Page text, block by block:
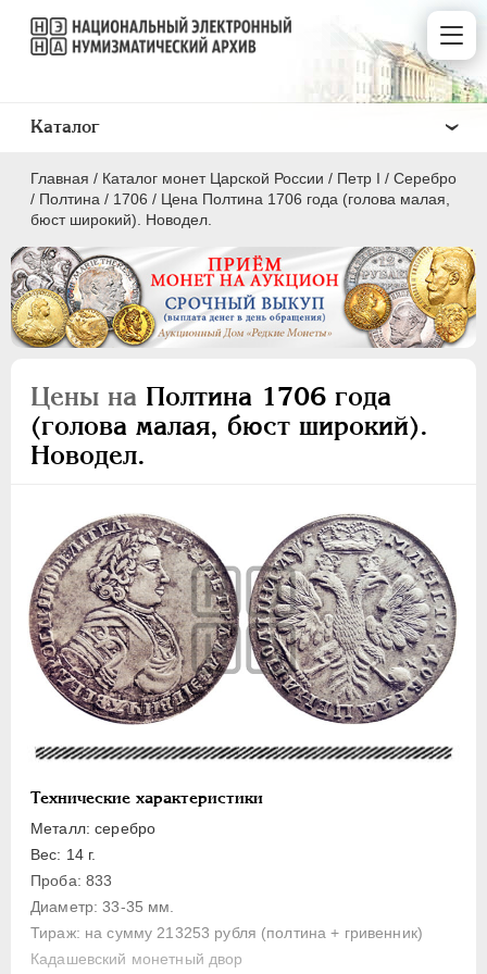
Главная / Каталог монет Царской России / Пeтр I / Серебро
/ Полтина / 1706 / Цена Полтина 1706 года (голова малая,
бюст широкий). Новодел.
Цены на Полтина 1706 года
(голова малая, бюст широкий).
Новодел.
Технические характеристики
Металл: серебро
Вес: 14 г.
Проба: 833
Диаметр: 33-35 мм.
Тираж: на сумму 213253 рубля (полтина + гривенник)
Кадашевский монетный двор
Каталог
ПEТР I 1699 - 1725
Серебро
1 рубль
Полтина
Гривенник
Гривна
10 денег
5 копеек
Алтын(ник)
1 копейка
Пробные
Монетовидные жетоны
ЕКАТЕРИНА I
ПЕТР II 1727-1729
АННА ИОАННОВНА
ИОАНН АНТОНОВИЧ 1740-1741